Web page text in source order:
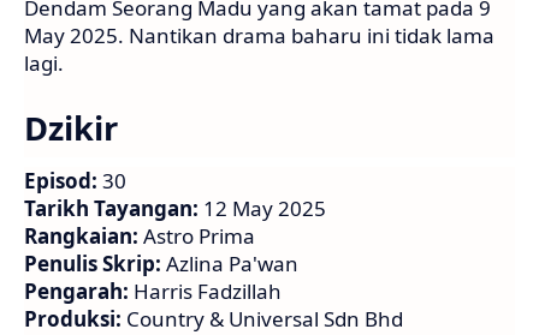
Dendam Seorang Madu yang akan tamat pada 9
May 2025. Nantikan drama baharu ini tidak lama
lagi.
Dzikir
Episod: 30
Tarikh Tayangan: 12 May 2025
Rangkaian: Astro Prima
Penulis Skrip: Azlina Pa'wan
Pengarah: Harris Fadzillah
Produksi: Country & Universal Sdn Bhd